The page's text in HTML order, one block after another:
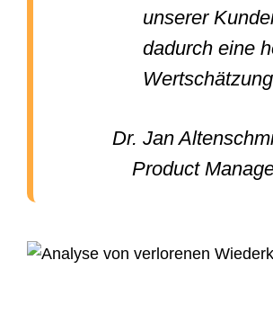
unserer
dadurch eine
Dr. Jan
Product